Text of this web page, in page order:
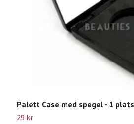
Palett Case med spegel - 1 plats
29 kr